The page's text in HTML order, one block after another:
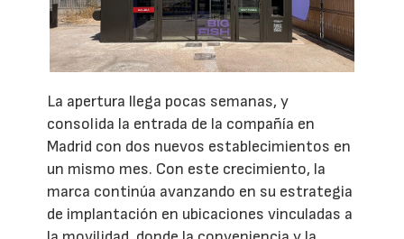
La apertura llega pocas semanas, y
consolida la entrada de la compañía en
Madrid con dos nuevos establecimientos en
un mismo mes. Con este crecimiento, la
marca continúa avanzando en su estrategia
de implantación en ubicaciones vinculadas a